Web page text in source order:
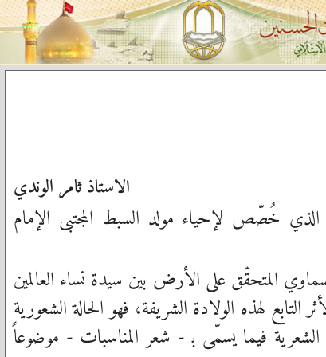
الاستاذ ثامر الوندي
خُصّص لإحياء مولد السبط المجتبى الإمام
المتحقّق على الأرض بين سيدة نساء العالمين
لهذه الولادة الشريفة، فهو الحالة الشعورية
الشعرية فيما يسمّى ب‍ - شعر المناسبات - موضوعاً